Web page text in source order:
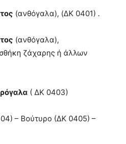
(ανθόγαλα), (ΔΚ 0401) .
(ανθόγαλα),
ζάχαρης ή άλλων
( ΔΚ 0403)
– Βούτυρο (ΔΚ 0405) –